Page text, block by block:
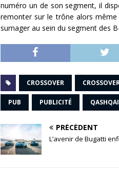
numéro un de son segment, il
remonter sur le trône alors
surnager au sein du segment des
CROSSOVER
PUB PUBLICITÉ QASHQAI
PRÉCÉDENT
L’avenir de Bugatti